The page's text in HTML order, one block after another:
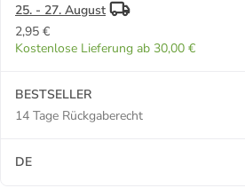
25. - 27. August
2,95 €
Kostenlose Lieferung ab 30,00 €
BESTSELLER
14 Tage Rückgaberecht
DE